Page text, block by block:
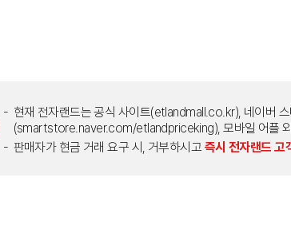
현재 전자랜드는 공식 사이트(etlandmall.co.kr), 네이버
(smartstore.naver.com/etlandpriceking), 모바일 어플
판매자가 현금 거래 요구 시, 거부하시고 즉시 전자랜드 고